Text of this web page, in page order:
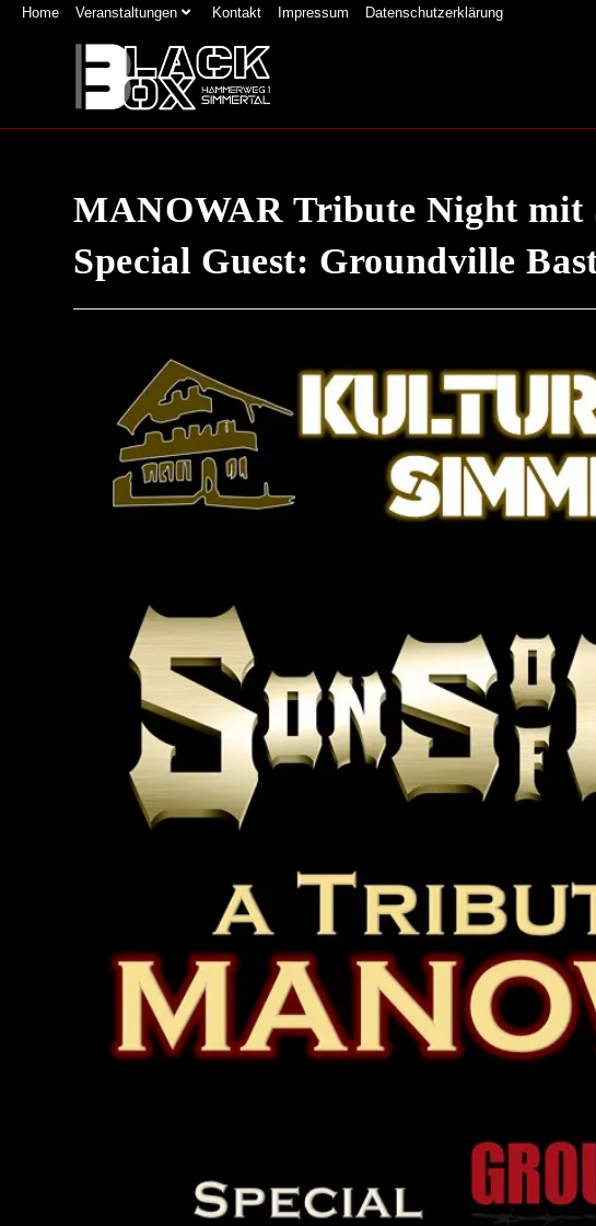
Home Veranstaltungen Kontakt Impressum Datenschutzerklärung
MANOWAR Tribute Night mit
Special Guest: Groundville